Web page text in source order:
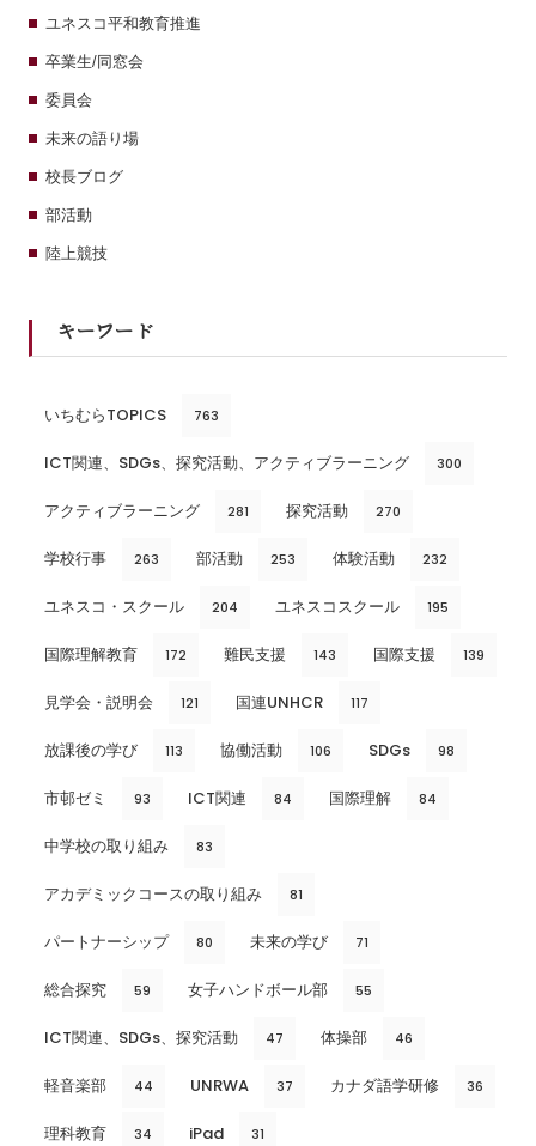
ユネスコ平和教育推進
卒業生/同窓会
委員会
未来の語り場
校長ブログ
部活動
陸上競技
キーワード
いちむらTOPICS 763
ICT関連、SDGs、探究活動、アクティブラーニング 300
アクティブラーニング 281 探究活動 270
学校行事 263 部活動 253 体験活動 232
ユネスコ・スクール 204 ユネスコスクール 195
国際理解教育 172 難民支援 143 国際支援 139
見学会・説明会 121 国連UNHCR 117
放課後の学び 113 協働活動 106 SDGs 98
市邨ゼミ 93 ICT関連 84 国際理解 84
中学校の取り組み 83
アカデミックコースの取り組み 81
パートナーシップ 80 未来の学び 71
総合探究 59 女子ハンドボール部 55
ICT関連、SDGs、探究活動 47 体操部 46
軽音楽部 44 UNRWA 37 カナダ語学研修 36
理科教育 34 iPad 31